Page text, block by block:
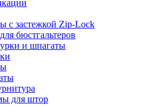
с застежкой Zip-Lock
бюстгальтеров
и шпагаты
для штор